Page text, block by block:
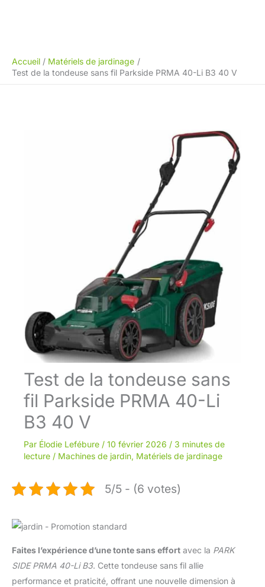
Accueil
Matériels de jardinage
Test de la tondeuse sans fil Parkside PRMA 40-Li B3 40 V
Test de la tondeuse sans
fil Parkside PRMA 40-Li
B3 40 V
Par Élodie Lefébure / 10 février 2026 / 3 minutes de
lecture / Machines de jardin, Matériels de jardinage
5/5 - (6 votes)
Faites l’expérience d’une tonte sans effort avec la PARK
SIDE PRMA 40-Li B3. Cette tondeuse sans fil allie
performance et praticité, offrant une nouvelle dimension à